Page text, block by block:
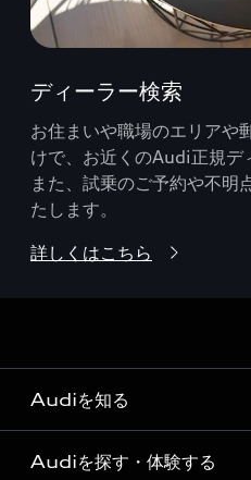
ディーラー検索
お住まいや職場のエリアや
けで、お近くのAudi正規デ
また、試乗のご予約や不明
たします。
詳しくはこちら
Audiを知る
Audi ブランド
Audiを探す・体験する